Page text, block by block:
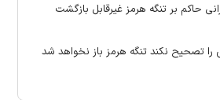
حاکم بر تنگه هرمز غیرقابل بازگشت
را تصحیح نکند تنگه هرمز باز نخواهد شد